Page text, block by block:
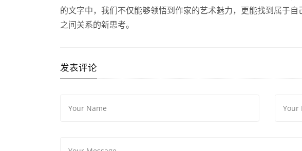
的文字中，我们不仅能够领悟到作家的艺术魅力，更能找到属于
之间关系的新思考。
发表评论